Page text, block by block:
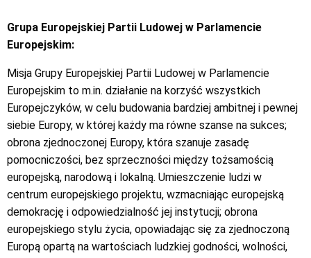
Grupa Europejskiej Partii Ludowej w Parlamencie
Europejskim:
Misja Grupy Europejskiej Partii Ludowej w Parlamencie
Europejskim to m.in. działanie na korzyść wszystkich
Europejczyków, w celu budowania bardziej ambitnej i pewnej
siebie Europy, w której każdy ma równe szanse na sukces;
obrona zjednoczonej Europy, która szanuje zasadę
pomocniczości, bez sprzeczności między tożsamością
europejską, narodową i lokalną. Umieszczenie ludzi w
centrum europejskiego projektu, wzmacniając europejską
demokrację i odpowiedzialność jej instytucji; obrona
europejskiego stylu życia, opowiadając się za zjednoczoną
Europą opartą na wartościach ludzkiej godności, wolności,